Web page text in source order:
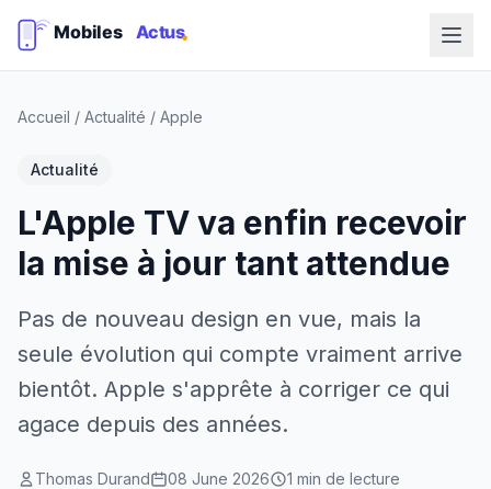
Accueil / Actualité / Apple
Actualité
L'Apple TV va enfin recevoir
la mise à jour tant attendue
Pas de nouveau design en vue, mais la
seule évolution qui compte vraiment arrive
bientôt. Apple s'apprête à corriger ce qui
agace depuis des années.
Thomas Durand 08 June 2026 1 min de lecture